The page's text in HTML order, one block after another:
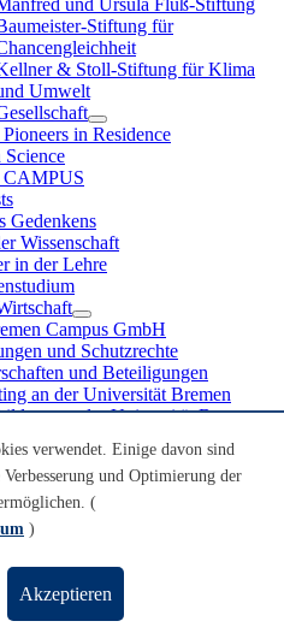
Stiftung für
& Stoll-Stiftung für Klima
Umwelt
in Residence
Gedenkens
Wissenschaft
in der Lehre
Campus GmbH
und Schutzrechte
und Beteiligungen
an der Universität Bremen
an der Universität Bremen
und Schüler
Schnupperstudium
für Transferaktivitäten
der Universität Bremen
verwendet. Einige davon sind
und Optimierung der
(
)
Akzeptieren